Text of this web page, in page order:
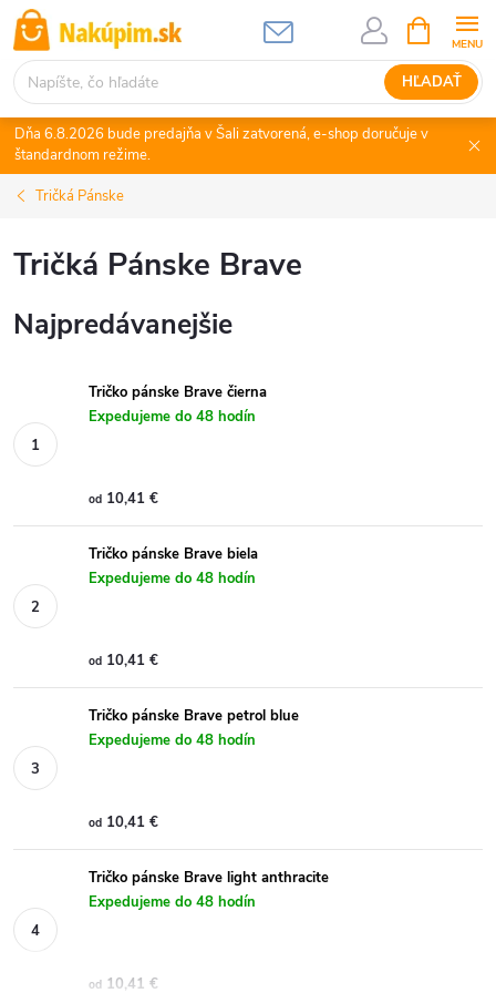
Prejsť
na
obsah
HĽADAŤ
KOŠÍK
Dňa 6.8.2026 bude predajňa v Šali zatvorená, e-shop doručuje v
štandardnom režime.
Tričká Pánske
Tričká Pánske Brave
Najpredávanejšie
Tričko pánske Brave čierna
Expedujeme do 48 hodín
od 10,41 €
Tričko pánske Brave biela
Expedujeme do 48 hodín
od 10,41 €
Tričko pánske Brave petrol blue
Expedujeme do 48 hodín
od 10,41 €
Tričko pánske Brave light anthracite
Expedujeme do 48 hodín
od 10,41 €